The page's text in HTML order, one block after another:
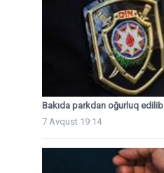
Bakıda parkdan oğurluq edilib
7 Avqust 19:14